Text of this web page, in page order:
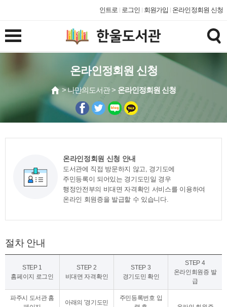
인트로 로그인 회원가입 온라인정회원 신청
온라인정회원 신청
> 나만의도서관 > 온라인정회원 신청
온라인정회원 신청 안내
도서관에 직접 방문하지 않고, 경기도에
주민등록이 되어있는 경기도민일 경우
행정안전부의 비대면 자격확인 서비스를 이용하여
온라인 회원증을 발급할 수 있습니다.
절차 안내
STEP 1
홈페이지 로그인
STEP 2
비대면 자격확인
STEP 3
경기도민 확인
STEP 4
온라인회원증 발
급
파주시 도서관 홈
아래의 '경기도민
주민등록번호 입